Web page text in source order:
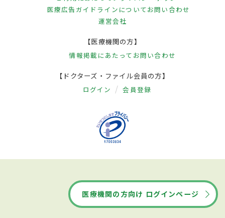
医療広告ガイドラインについてお問い合わせ
運営会社
【医療機関の方】
情報掲載にあたって お問い合わせ
【ドクターズ・ファイル会員の方】
ログイン 会員登録
医療機関の方向け ログインページ